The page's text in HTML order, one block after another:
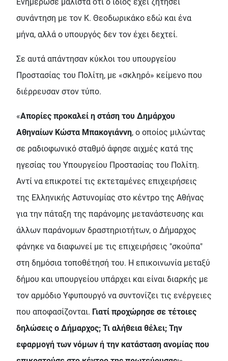
συνάντηση με τον Κ. Θεοδωρικάκο εδώ και ένα
μήνα, αλλά ο υπουργός δεν τον έχει δεχτεί.
Σε αυτά απάντησαν κύκλοι του υπουργείου
Προστασίας του Πολίτη, με «σκληρό» κείμενο που
διέρρευσαν στον τύπο.
«Απορίες προκαλεί η στάση του Δημάρχου
Αθηναίων Κώστα Μπακογιάννη, ο οποίος μιλώντας
σε ραδιοφωνικό σταθμό άφησε αιχμές κατά της
ηγεσίας του Υπουργείου Προστασίας του Πολίτη.
Αντί να επικροτεί τις εκτεταμένες επιχειρήσεις
της Ελληνικής Αστυνομίας στο κέντρο της Αθήνας
για την πάταξη της παράνομης μετανάστευσης και
άλλων παράνομων δραστηριοτήτων, ο Δήμαρχος
φάνηκε να διαφωνεί με τις επιχειρήσεις "σκούπα"
στη δημόσια τοποθέτησή του. Η επικοινωνία μεταξύ
δήμου και υπουργείου υπάρχει και είναι διαρκής με
τον αρμόδιο Υφυπουργό να συντονίζει τις ενέργειες
που αποφασίζονται. Γιατί προχώρησε σε τέτοιες
δηλώσεις ο Δήμαρχος; Τι αλήθεια θέλει; Την
εφαρμογή των νόμων ή την κατάσταση ανομίας που